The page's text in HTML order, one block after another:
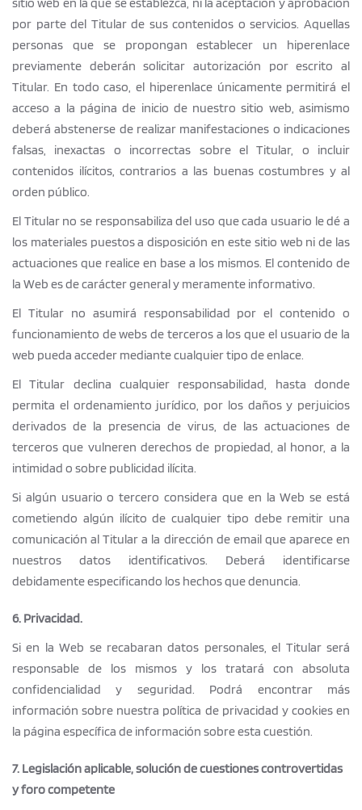
por parte del Titular de sus contenidos o servicios. Aquellas
personas que se propongan establecer un hiperenlace
previamente deberán solicitar autorización por escrito al
Titular. En todo caso, el hiperenlace únicamente permitirá el
acceso a la página de inicio de nuestro sitio web, asimismo
deberá abstenerse de realizar manifestaciones o indicaciones
falsas, inexactas o incorrectas sobre el Titular, o incluir
contenidos ilícitos, contrarios a las buenas costumbres y al
orden público.
El Titular no se responsabiliza del uso que cada usuario le dé a
los materiales puestos a disposición en este sitio web ni de las
actuaciones que realice en base a los mismos. El contenido de
la Web es de carácter general y meramente informativo.
El Titular no asumirá responsabilidad por el contenido o
funcionamiento de webs de terceros a los que el usuario de la
web pueda acceder mediante cualquier tipo de enlace.
El Titular declina cualquier responsabilidad, hasta donde
permita el ordenamiento jurídico, por los daños y perjuicios
derivados de la presencia de virus, de las actuaciones de
terceros que vulneren derechos de propiedad, al honor, a la
intimidad o sobre publicidad ilícita.
Si algún usuario o tercero considera que en la Web se está
cometiendo algún ilícito de cualquier tipo debe remitir una
comunicación al Titular a la dirección de email que aparece en
nuestros datos identificativos. Deberá identificarse
debidamente especificando los hechos que denuncia.
6. Privacidad.
Si en la Web se recabaran datos personales, el Titular será
responsable de los mismos y los tratará con absoluta
confidencialidad y seguridad. Podrá encontrar más
información sobre nuestra política de privacidad y cookies en
la página específica de información sobre esta cuestión.
7. Legislación aplicable, solución de cuestiones controvertidas
y foro competente